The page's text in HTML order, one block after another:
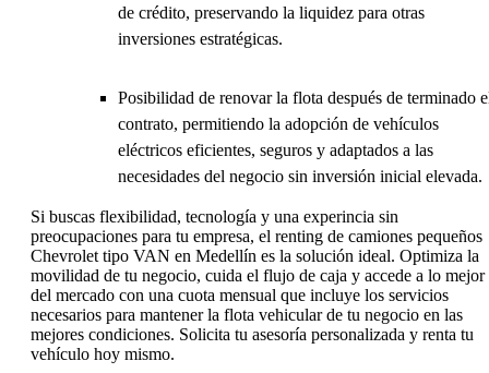
de crédito, preservando la liquidez para otras
inversiones estratégicas.
Posibilidad de renovar la flota después de terminado
contrato, permitiendo la adopción de vehículos
eléctricos eficientes, seguros y adaptados a las
necesidades del negocio sin inversión inicial elevada.
Si buscas flexibilidad, tecnología y una experincia sin
preocupaciones para tu empresa, el renting de camiones pequeños
Chevrolet tipo VAN en Medellín es la solución ideal. Optimiza la
movilidad de tu negocio, cuida el flujo de caja y accede a lo mejor
del mercado con una cuota mensual que incluye los servicios
necesarios para mantener la flota vehicular de tu negocio en las
mejores condiciones. Solicita tu asesoría personalizada y renta tu
vehículo hoy mismo.